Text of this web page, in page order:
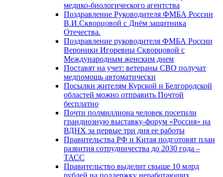
медико-биологического агентства
Поздравление Руководителя ФМБА России
В.И.Скворцовой с Днём защитника
Отечества.
Поздравление руководителя ФМБА России
Вероники Игоревны Скворцовой с
Международным женским днем
Поставят на учет: ветераны СВО получат
медпомощь автоматически
Посылки жителям Курской и Белгородской
областей можно отправить Почтой
бесплатно
Почти полмиллиона человек посетили
грандиозную выставку-форум «Россия» на
ВДНХ за первые три дня ее работы
Правительства РФ и Китая подготовят план
развития сотрудничества до 2030 года –
ТАСС
Правительство выделит свыше 10 млрд
рублей на поддержку неработающих